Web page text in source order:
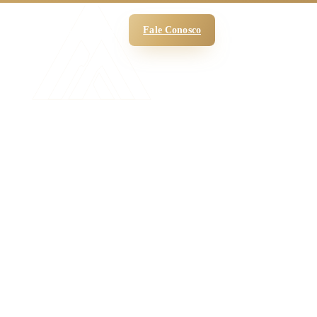
Fale Conosco